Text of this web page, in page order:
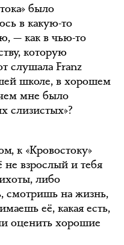
было
в какую-то
— как в чью-то
которую
слушала Franz
школе, в хорошем
мне было
слизистых»?
к «Кровостоку»
не взрослый и тебя
либо
смотришь на жизнь,
её, какая есть,
оценить хорошие